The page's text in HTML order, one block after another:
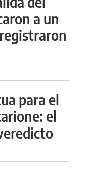
a un
para el
el